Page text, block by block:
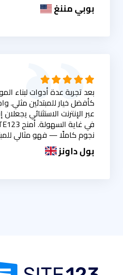
بوبي مننغ
كأفضل خيار للمبتدئين مثلي.
عبر الإنترنت الاستثنائي
نجوم كاملًا — فهو مثالي
بول داونز